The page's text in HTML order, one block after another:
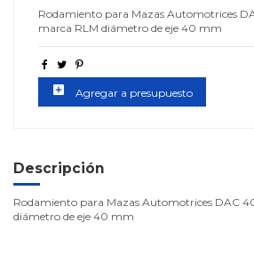
Rodamiento para Mazas Automotrices
marca RLM diámetro de eje 40 mm
add_box Agregar a presupuesto
Descripción
Rodamiento para Mazas Automotrices DAC
diámetro de eje 40 mm